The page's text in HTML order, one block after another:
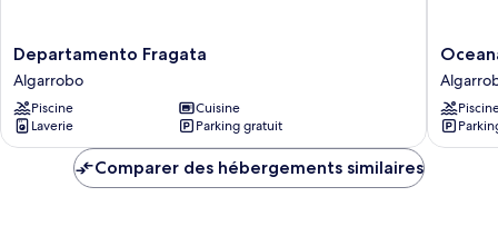
Departamento
Fragata
Algarrobo
Departamento Fragata
Algarrobo
Piscine
Cuisine
Laverie
Parking gratuit
Oceana
Suites
Laguna
Bahía
Comparer des hébergements similaires